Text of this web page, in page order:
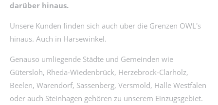
darüber hinaus.
Unsere Kunden finden sich auch über die Grenzen OWL's
hinaus. Auch in Harsewinkel.
Genauso umliegende Städte und Gemeinden wie
Gütersloh, Rheda-Wiedenbrück, Herzebrock-Clarholz,
Beelen, Warendorf, Sassenberg, Versmold, Halle Westfalen
oder auch Steinhagen gehören zu unserem Einzugsgebiet.